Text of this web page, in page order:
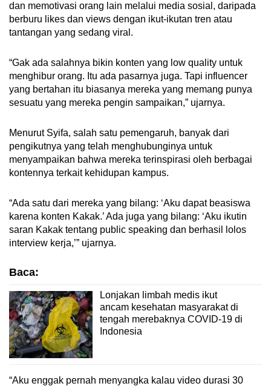
dan memotivasi orang lain melalui media sosial, daripada
berburu likes dan views dengan ikut-ikutan tren atau
tantangan yang sedang viral.
“Gak ada salahnya bikin konten yang low quality untuk
menghibur orang. Itu ada pasarnya juga. Tapi influencer
yang bertahan itu biasanya mereka yang memang punya
sesuatu yang mereka pengin sampaikan,” ujarnya.
Menurut Syifa, salah satu pemengaruh, banyak dari
pengikutnya yang telah menghubunginya untuk
menyampaikan bahwa mereka terinspirasi oleh berbagai
kontennya terkait kehidupan kampus.
“Ada satu dari mereka yang bilang: ‘Aku dapat beasiswa
karena konten Kakak.’ Ada juga yang bilang: ‘Aku ikutin
saran Kakak tentang public speaking dan berhasil lolos
interview kerja,’” ujarnya.
Baca:
Lonjakan limbah medis ikut
ancam kesehatan masyarakat di
tengah merebaknya COVID-19 di
Indonesia
“Aku enggak pernah menyangka kalau video durasi 30